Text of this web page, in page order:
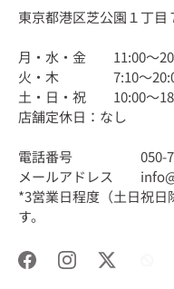
東京都港区芝公園１丁目
月・水・金 11:00〜
火・木 7:10〜
土・日・祝 10:00〜
店舗定休日：なし
電話番号 050-
メールアドレス
*3営業日程度（土日祝日
す。